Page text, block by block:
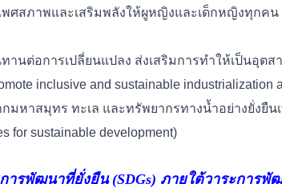
ศสภาพและเสริมพลังให้ผูหญิงและเด็กหญิงทุกคน
านต่อการเปลี่ยนแปลง ส่งเสริมการทำให้เป็นอุต
inclusive and sustainable industrialization
มหาสมุทร ทะเล และทรัพยากรทางน้ำอย่างยั่งยืน
for sustainable development)
ารพัฒนาที่ยั่งยืน (SDGs) ภายใต้วาระการ